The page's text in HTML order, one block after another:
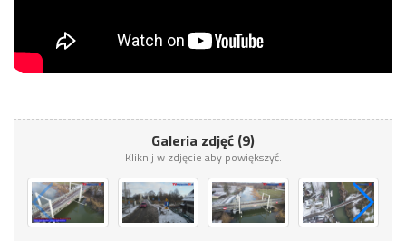
Galeria zdjęć (9)
Kliknij w zdjęcie aby powiększyć.